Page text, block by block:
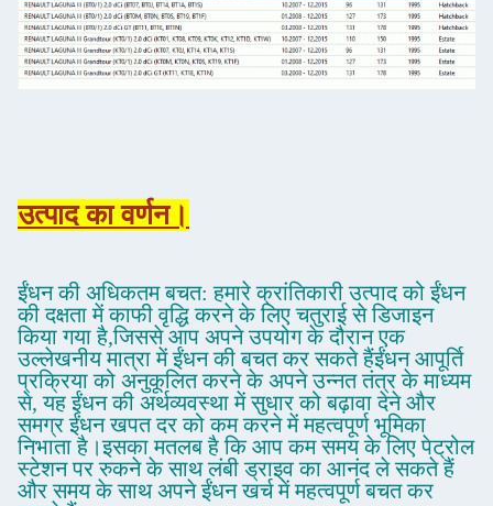
उत्पाद का वर्णन।
ईंधन की अधिकतम बचत: हमारे क्रांतिकारी उत्पाद को ईंधन
की दक्षता में काफी वृद्धि करने के लिए चतुराई से डिजाइन
किया गया है,जिससे आप अपने उपयोग के दौरान एक
उल्लेखनीय मात्रा में ईंधन की बचत कर सकते हैंईंधन आपूर्ति
प्रक्रिया को अनुकूलित करने के अपने उन्नत तंत्र के माध्यम
से, यह ईंधन की अर्थव्यवस्था में सुधार को बढ़ावा देने और
समग्र ईंधन खपत दर को कम करने में महत्वपूर्ण भूमिका
निभाता है।इसका मतलब है कि आप कम समय के लिए पेट्रोल
स्टेशन पर रुकने के साथ लंबी ड्राइव का आनंद ले सकते हैं
और समय के साथ अपने ईंधन खर्च में महत्वपूर्ण बचत कर